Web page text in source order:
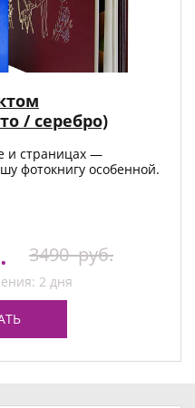
/ серебро)
и страницах —
фотокнигу особенной.
3490 руб.
2 дня